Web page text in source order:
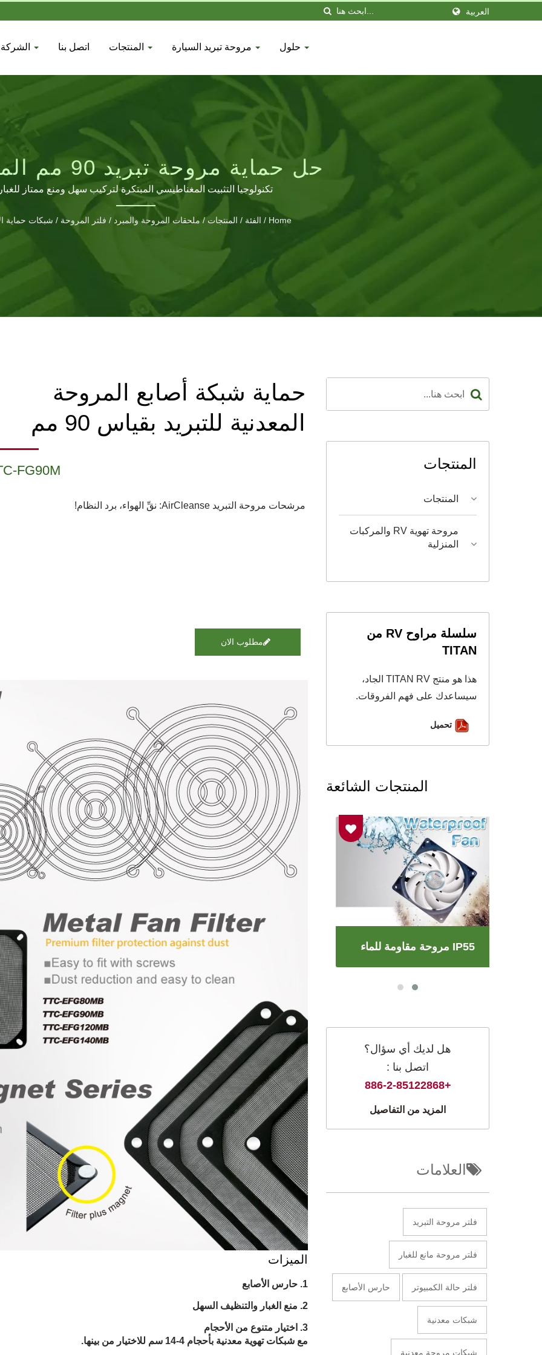
العربية
اتصل بنا
حل حماية مروحة تبريد 90 مم الممتازة
تكنولوجيا التثبيت المغناطيسي المبتكرة لتركيب سهل ومنع ممتاز
Home
/ الفئة / المنتجات / ملحقات المروحة والمبرد / فلتر المروحة / شبكات حماية
حماية شبكة أصابع المروحة
المعدنية للتبريد بقياس 90 مم
FG90M
مرشحات مروحة التبريد AirCleanse: نقِّ الهواء، برد النظام!
مطلوب الان
الميزات
حارس الأصابع
منع الغبار والتنظيف السهل
اختيار متنوع من الأحجام
مع شبكات تهوية معدنية بأحجام 4-14 سم للاختيار من بينها.
المنتجات
المنتجات
مروحة تهوية RV والمركبات
المنزلية
سلسلة مراوح RV من
TITAN
هذا هو منتج TITAN RV الجاد،
سيساعدك على فهم الفروقات.
تحميل
المنتجات الشائعة
مروحة مقاومة للماء IP55 مروحة مقاومة للماء IP55
هل لديك أي سؤال؟
اتصل بنا :
+886-2-85122868
المزيد من التفاصيل
العلامات
فلتر مروحة التبريد
فلتر مروحة مانع للغبار
فلتر حالة الكمبيوتر حارس الأصابع
شبكات معدنية
شبكات مروحة معدنية